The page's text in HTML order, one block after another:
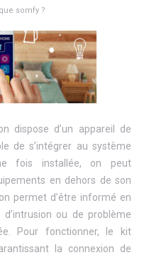
somfy ?
dispose d’un appareil de
de s’intégrer au système
fois installée, on peut
en dehors de son
permet d’être informé en
ou de problème
Pour fonctionner, le kit
la connexion de